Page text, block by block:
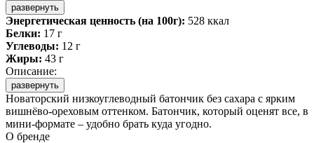
развернуть
Энергетическая ценность (на 100г): 528 ккал
Белки: 17 г
Углеводы: 12 г
Жиры: 43 г
Описание:
развернуть
Новаторский низкоуглеводный батончик без сахара с ярким
вишнёво-ореховым оттенком. Батончик, который оценят все, в
мини-формате – удобно брать куда угодно.
О бренде